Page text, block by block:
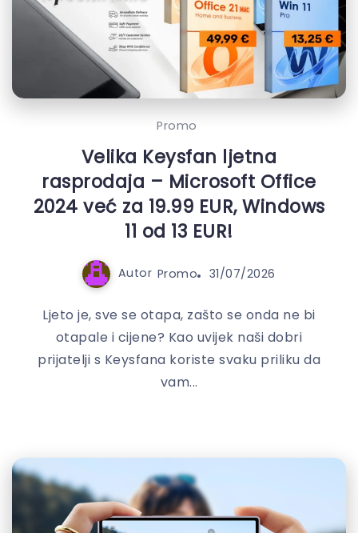
Promo
Velika Keysfan ljetna
rasprodaja – Microsoft Office
2024 već za 19.99 EUR, Windows
11 od 13 EUR!
Autor Promo 31/07/2026
Ljeto je, sve se otapa, zašto se onda ne bi
otapale i cijene? Kao uvijek naši dobri
prijatelji s Keysfana koriste svaku priliku da
vam...